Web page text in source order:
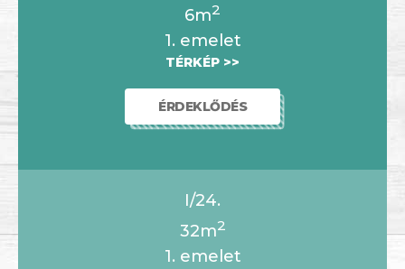
6m2
1. emelet
TÉRKÉP >>
ÉRDEKLŐDÉS
I/24.
32m2
1. emelet